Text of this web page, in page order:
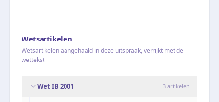
Wetsartikelen
Wetsartikelen aangehaald in deze uitspraak, verrijkt met de
wettekst
Wet IB 2001 3 artikelen